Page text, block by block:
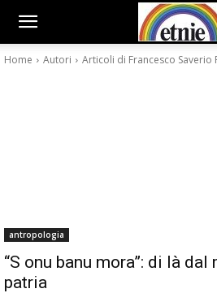
Home Autori Articoli di Francesco Saverio
antropologia
“S onu banu mora”: di là dal
patria